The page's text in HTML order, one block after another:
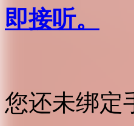
即接听。
您还未绑定